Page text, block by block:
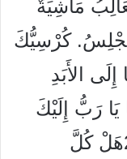
مَاشِيَةٌ
تَجْلِسُ. كُرْسِيُّكَ
تَنْسَانَا إِلَى الأَبَدِ
21اُرْدُدْنَا يَا رَبُّ إِلَيْكَ
فَنَرْتَدَّ. جَدِّدْ أَيَّامَنَا كَالْقَدِيمِ. 22هَلْ كُلَّ